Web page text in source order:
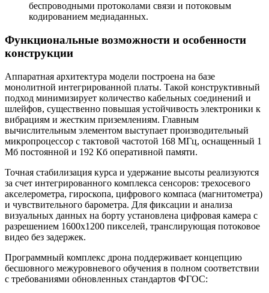
беспроводными протоколами связи и потоковым
кодированием медиаданных.
Функциональные возможности и особенности
конструкции
Аппаратная архитектура модели построена на базе
монолитной интегрированной платы. Такой конструктивный
подход минимизирует количество кабельных соединений и
шлейфов, существенно повышая устойчивость электроники к
вибрациям и жестким приземлениям. Главным
вычислительным элементом выступает производительный
микропроцессор с тактовой частотой 168 МГц, оснащенный 1
Мб постоянной и 192 Кб оперативной памяти.
Точная стабилизация курса и удержание высоты реализуются
за счет интегрированного комплекса сенсоров: трехосевого
акселерометра, гироскопа, цифрового компаса (магнитометра)
и чувствительного барометра. Для фиксации и анализа
визуальных данных на борту установлена цифровая камера с
разрешением 1600х1200 пикселей, транслирующая потоковое
видео без задержек.
Программный комплекс дрона поддерживает концепцию
бесшовного межуровневого обучения в полном соответствии
с требованиями обновленных стандартов ФГОС: